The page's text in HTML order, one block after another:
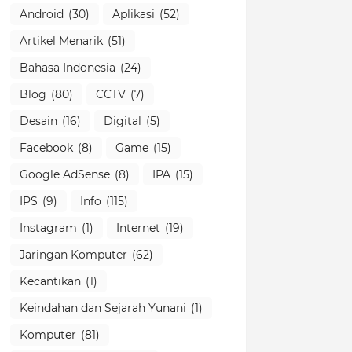
Android (30) Aplikasi (52)
Artikel Menarik (51)
Bahasa Indonesia (24)
Blog (80) CCTV (7)
Desain (16) Digital (5)
Facebook (8) Game (15)
Google AdSense (8) IPA (15)
IPS (9) Info (115)
Instagram (1) Internet (19)
Jaringan Komputer (62)
Kecantikan (1)
Keindahan dan Sejarah Yunani (1)
Komputer (81)